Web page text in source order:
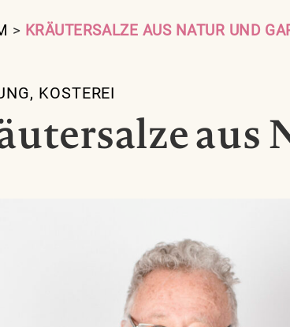
> KRÄUTERSALZE AUS NATUR UND
, KOSTEREI
aus